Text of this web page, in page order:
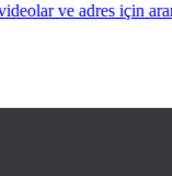
adres için aramıza